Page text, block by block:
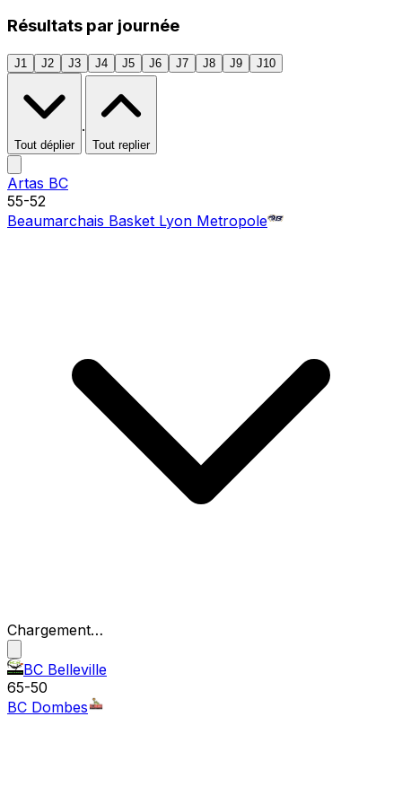
Résultats par journée
J1 J2 J3 J4 J5 J6 J7 J8 J9 J10
Tout déplier
·
Tout replier
Artas BC
55-52
Beaumarchais Basket Lyon Metropole
Chargement…
BC Belleville
65-50
BC Dombes